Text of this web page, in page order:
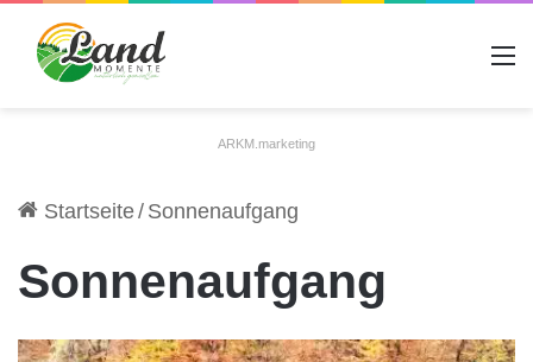
ARKM.marketing
Startseite/ Sonnenaufgang
Sonnenaufgang